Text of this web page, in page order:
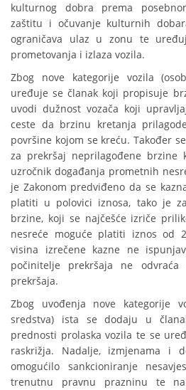
kulturnog dobra prema
zaštitu i očuvanje kulturnih
ograničava ulaz u zonu te
prometovanja i izlaza vozila.
Zbog nove kategorije vozila
uređuje se članak koji propisuje
uvodi dužnost vozača koji
ceste da brzinu kretanja
površine kojom se kreću. Također
za prekršaj neprilagođene brzine
uzročnik događanja prometnih
je Zakonom predviđeno da se
platiti u polovici iznosa, tako je
brzine, koji se najčešće izriče
nesreće moguće platiti iznos od
visina izrečene kazne ne
počinitelje prekršaja ne
prekršaja.
Zbog uvođenja nove kategorije
sredstva) ista se dodaju u
prednosti prolaska vozila te se
raskrižja. Nadalje, izmjenama i
omogućilo sankcioniranje
trenutnu pravnu prazninu te